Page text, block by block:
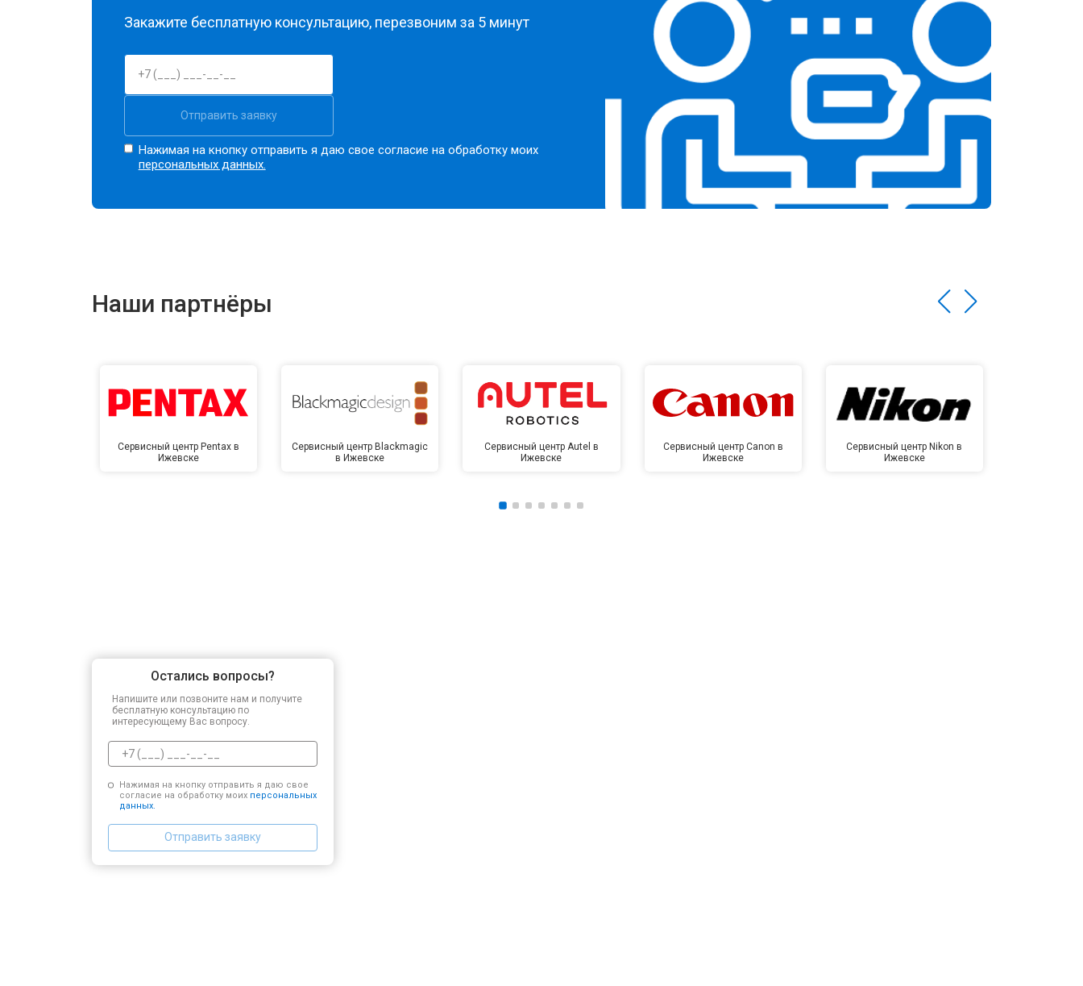
Закажите бесплатную консультацию, перезвоним за 5 минут
Отправить заявку
Нажимая на кнопку отправить я даю свое согласие на обработку моих
персональных данных.
Наши партнёры
Сервисный центр Pentax в
Ижевске
Сервисный центр Blackmagic
в Ижевске
Сервисный центр Autel в
Ижевске
Сервисный центр Canon в
Ижевске
Сервисный центр Nikon в
Ижевске
Остались вопросы?
Напишите или позвоните нам и получите
бесплатную консультацию по
интересующему Вас вопросу.
Нажимая на кнопку отправить я даю свое
согласие на обработку моих персональных
данных.
Отправить заявку